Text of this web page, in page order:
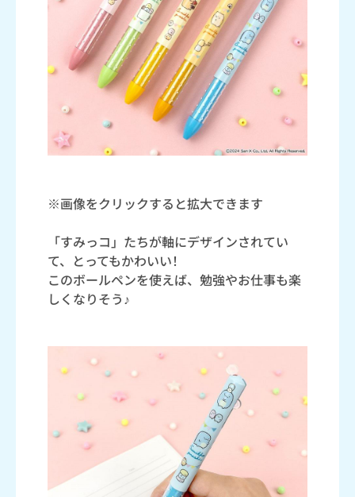
※画像をクリックすると拡大できます
「すみっコ」たちが軸にデザインされてい
て、とってもかわいい！
このボールペンを使えば、勉強やお仕事も楽
しくなりそう♪